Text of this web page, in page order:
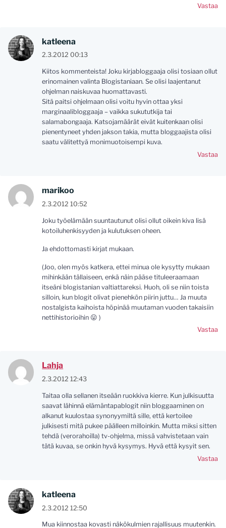
Vastaa
katleena
2.3.2012 00:13
Kiitos kommenteista! Joku kirjabloggaaja olisi tosiaan ollut
erinomainen valinta Blogistaniaan. Se olisi laajentanut
ohjelman naiskuvaa huomattavasti.
Sitä paitsi ohjelmaan olisi voitu hyvin ottaa yksi
marginaalibloggaaja – vaikka sukututkija tai
salamabongaaja. Katsojamäärät eivät kuitenkaan olisi
pienentyneet yhden jakson takia, mutta bloggaajista olisi
saatu välitettyä monimuotoisempi kuva.
Vastaa
marikoo
2.3.2012 10:52
Joku työelämään suuntautunut olisi ollut oikein kiva lisä
kotoiluhenkisyyden ja kulutuksen oheen.
Ja ehdottomasti kirjat mukaan.
(Joo, olen myös katkera, ettei minua ole kysytty mukaan
mihinkään tällaiseen, enkä näin pääse tituleeraamaan
itseäni blogistanian valtiattareksi. Huoh, oli se niin toista
silloin, kun blogit olivat pienehkön piirin juttu… Ja muuta
nostalgista kaihoista höpinää muutaman vuoden takaisiin
nettihistorioihin 😛 )
Vastaa
Lahja
2.3.2012 12:43
Taitaa olla sellanen itseään ruokkiva kierre. Kun julkisuutta
saavat lähinnä elämäntapablogit niin bloggaaminen on
alkanut kuulostaa synonyymiltä sille, että kertoilee
julkisesti mitä pukee päälleen milloinkin. Mutta miksi sitten
tehdä (verorahoilla) tv-ohjelma, missä vahvistetaan vain
tätä kuvaa, se onkin hyvä kysymys. Hyvä että kysyit sen.
Vastaa
katleena
2.3.2012 12:50
Mua kiinnostaa kovasti näkökulmien rajallisuus muutenkin.